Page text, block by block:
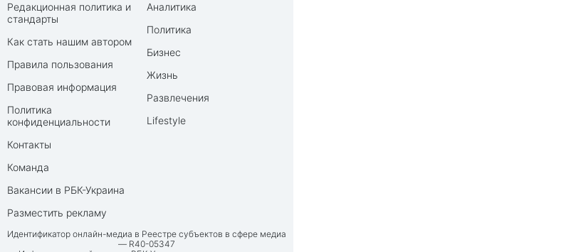
Редакционная политика и
стандарты
Как стать нашим автором
Правила пользования
Правовая информация
Политика
конфиденциальности
Контакты
Команда
Вакансии в РБК-Украина
Разместить рекламу
Аналитика
Политика
Бизнес
Жизнь
Развлечения
Lifestyle
Идентификатор онлайн-медиа в Реестре субъектов в сфере медиа
— R40-05347